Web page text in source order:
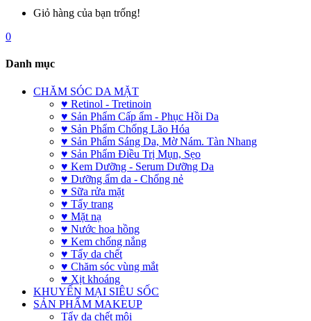
Giỏ hàng của bạn trống!
0
Danh mục
CHĂM SÓC DA MẶT
♥ Retinol - Tretinoin
♥ Sản Phẩm Cấp ẩm - Phục Hồi Da
♥ Sản Phẩm Chống Lão Hóa
♥ Sản Phẩm Sáng Da, Mờ Nám. Tàn Nhang
♥ Sản Phẩm Điều Trị Mụn, Sẹo
♥ Kem Dưỡng - Serum Dưỡng Da
♥ Dưỡng ẩm da - Chống nẻ
♥ Sữa rửa mặt
♥ Tẩy trang
♥ Mặt nạ
♥ Nước hoa hồng
♥ Kem chống nắng
♥ Tẩy da chết
♥ Chăm sóc vùng mắt
♥ Xịt khoáng
KHUYẾN MẠI SIÊU SỐC
SẢN PHẨM MAKEUP
Tẩy da chết môi